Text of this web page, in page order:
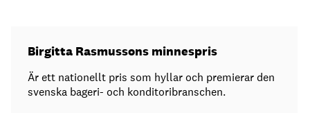
Birgitta Rasmussons minnespris
Är ett nationellt pris som hyllar och premierar den
svenska bageri- och konditoribranschen.